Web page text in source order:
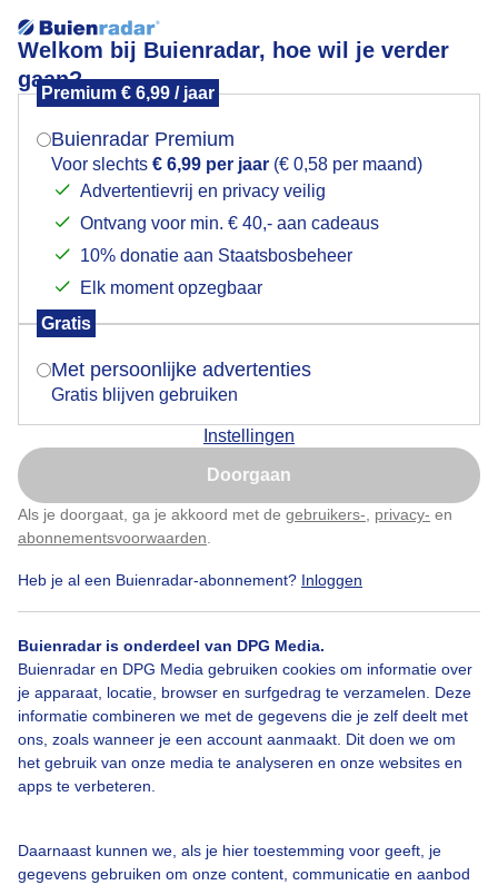
Welkom bij Buienradar, hoe wil je verder
gaan?
Premium € 6,99 / jaar
Buienradar Premium
Voor slechts € 6,99 per jaar (€ 0,58 per maand)
Advertentievrij en privacy veilig
Ontvang voor min. € 40,- aan cadeaus
10% donatie aan Staatsbosbeheer
Elk moment opzegbaar
Gratis
Met persoonlijke advertenties
Gratis blijven gebruiken
Instellingen
Doorgaan
Als je doorgaat, ga je akkoord met de gebruikers- privacy- en
abonnementsvoorwaarden
Heb je al een Buienradar-abonnement? Inloggen
Buienradar is onderdeel van DPG Media.
Buienradar en DPG Media gebruiken cookies om informatie over
je apparaat, locatie, browser en surfgedrag te verzamelen. Deze
informatie combineren we met de gegevens die je zelf deelt met
ons, zoals wanneer je een account aanmaakt. Dit doen we om
het gebruik van onze media te analyseren en onze websites en
apps te verbeteren.
Daarnaast kunnen we, als je hier toestemming voor geeft, je
gegevens gebruiken om onze content, communicatie en aanbod
Clematis
Kats, Zeeland.
Clematis
Bekijk slideshow
Mogen we je locatie gebruiken voor het
Indien je hier nog geen akkoord op hebt gegeven,
verschijnt er zo een pop-up uit je browser waarin
Is goed, toon de popup
Nu niet, misschien later
Klik hierom dit aan te passen